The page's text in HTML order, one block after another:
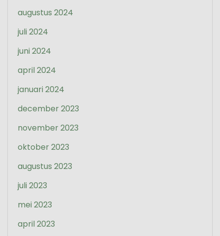
augustus 2024
juli 2024
juni 2024
april 2024
januari 2024
december 2023
november 2023
oktober 2023
augustus 2023
juli 2023
mei 2023
april 2023